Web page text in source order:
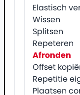
Elastisch
Wissen
Splitsen
Repeteren
Afronden
Offset
Repetitie
Plaatsen